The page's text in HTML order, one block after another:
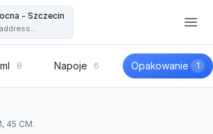
- Szczecin
8 Napoje 6 Opakowanie 1
45 CM.